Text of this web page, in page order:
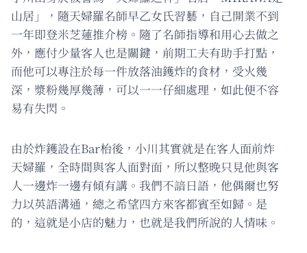
山居」，隨天婦羅名師早乙女氏習藝，自己開業不到
一年即登米芝蓮推介榜。隨了名師指導和用心去做之
外，應付少量客人也是關鍵，前期工夫有助手打點，
而他可以專注於每一件放落油鑊炸的食材，受火幾
深，漿粉幾厚幾薄，可以一一仔細處理，如此便不容
易有失閃。
由於炸鑊設在Bar枱後，小川其實就是在客人面前炸
天婦羅，全時間與客人面對面，所以整晚只見他與客
人一邊炸一邊有傾有講。我們不諳日語，他偶爾也努
力以英語溝通，總之希望四方來客都賓至如歸。是
的，這就是小店的魅力，也就是我們所說的人情味。